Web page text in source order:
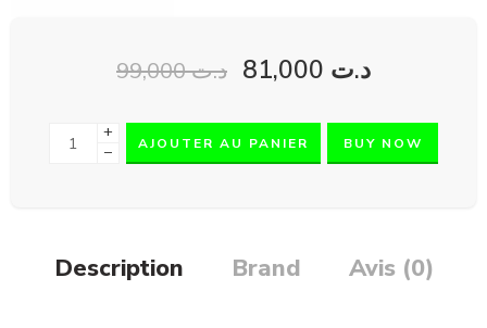
د.ت99,000 د.ت
+
−
AJOUTER AU PANIER BUY NOW
Description Brand Avis (0)